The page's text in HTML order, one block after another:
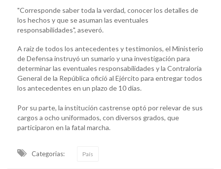
"Corresponde saber toda la verdad, conocer los detalles de
los hechos y que se asuman las eventuales
responsabilidades", aseveró.
A raíz de todos los antecedentes y testimonios, el Ministerio
de Defensa instruyó un sumario y una investigación para
determinar las eventuales responsabilidades y la Contraloría
General de la República ofició al Ejército para entregar todos
los antecedentes en un plazo de 10 días.
Por su parte, la institución castrense optó por relevar de sus
cargos a ocho uniformados, con diversos grados, que
participaron en la fatal marcha.
Categorias: País